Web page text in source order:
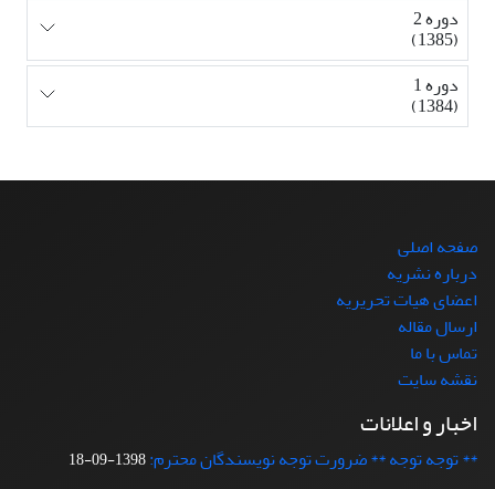
دوره 2
(1385)
دوره 1
(1384)
صفحه اصلی
درباره نشریه
اعضای هیات تحریریه
ارسال مقاله
تماس با ما
نقشه سایت
اخبار و اعلانات
** توجه توجه ** ضرورت توجه نویسندگان محترم:1398-09-18